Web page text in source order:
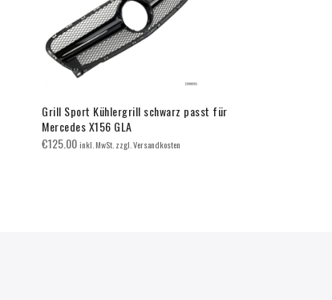
Grill Sport Kühlergrill schwarz passt für
Mercedes X156 GLA
€125.00inkl. MwSt. zzgl. Versandkosten